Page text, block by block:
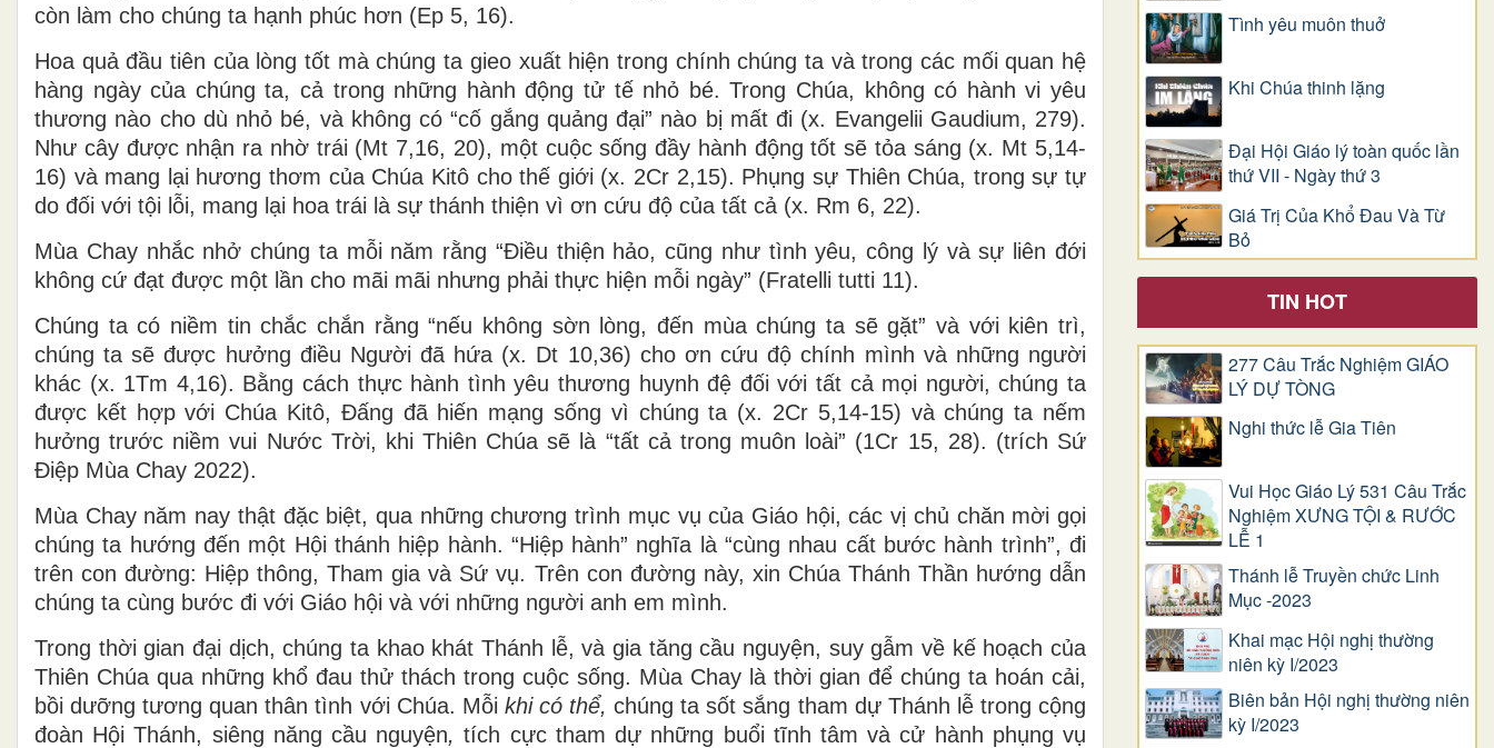
còn làm cho chúng ta hạnh phúc hơn (Ep 5, 16).
Hoa quả đầu tiên của lòng tốt mà chúng ta gieo xuất hiện trong chính chúng ta và trong các mối quan hệ
hàng ngày của chúng ta, cả trong những hành động tử tế nhỏ bé. Trong Chúa, không có hành vi yêu
thương nào cho dù nhỏ bé, và không có “cố gắng quảng đại” nào bị mất đi (x. Evangelii Gaudium, 279).
Như cây được nhận ra nhờ trái (Mt 7,16, 20), một cuộc sống đầy hành động tốt sẽ tỏa sáng (x. Mt 5,14-
16) và mang lại hương thơm của Chúa Kitô cho thế giới (x. 2Cr 2,15). Phụng sự Thiên Chúa, trong sự tự
do đối với tội lỗi, mang lại hoa trái là sự thánh thiện vì ơn cứu độ của tất cả (x. Rm 6, 22).
Mùa Chay nhắc nhở chúng ta mỗi năm rằng “Điều thiện hảo, cũng như tình yêu, công lý và sự liên đới
không cứ đạt được một lần cho mãi mãi nhưng phải thực hiện mỗi ngày” (Fratelli tutti 11).
Chúng ta có niềm tin chắc chắn rằng “nếu không sờn lòng, đến mùa chúng ta sẽ gặt” và với kiên trì,
chúng ta sẽ được hưởng điều Người đã hứa (x. Dt 10,36) cho ơn cứu độ chính mình và những người
khác (x. 1Tm 4,16). Bằng cách thực hành tình yêu thương huynh đệ đối với tất cả mọi người, chúng ta
được kết hợp với Chúa Kitô, Đấng đã hiến mạng sống vì chúng ta (x. 2Cr 5,14-15) và chúng ta nếm
hưởng trước niềm vui Nước Trời, khi Thiên Chúa sẽ là “tất cả trong muôn loài” (1Cr 15, 28). (trích Sứ
Điệp Mùa Chay 2022).
Mùa Chay năm nay thật đặc biệt, qua những chương trình mục vụ của Giáo hội, các vị chủ chăn mời gọi
chúng ta hướng đến một Hội thánh hiệp hành. “Hiệp hành” nghĩa là “cùng nhau cất bước hành trình”, đi
trên con đường: Hiệp thông, Tham gia và Sứ vụ. Trên con đường này, xin Chúa Thánh Thần hướng dẫn
chúng ta cùng bước đi với Giáo hội và với những người anh em mình.
Trong thời gian đại dịch, chúng ta khao khát Thánh lễ, và gia tăng cầu nguyện, suy gẫm về kế hoạch của
Thiên Chúa qua những khổ đau thử thách trong cuộc sống. Mùa Chay là thời gian để chúng ta hoán cải,
bồi dưỡng tương quan thân tình với Chúa. Mỗi khi có thể, chúng tasốt sắng tham dự Thánh lễ trong cộng
đoàn Hội Thánh, siêng năng cầu nguyện, tích cực tham dự những buổi tĩnh tâm và cử hành phụng vụ
Tình yêu muôn thuở
Khi Chúa thinh lặng
Đại Hội Giáo lý toàn quốc lần
thứ VII - Ngày thứ 3
Giá Trị Của Khổ Ðau Và Từ
Bỏ
TIN HOT
277 Câu Trắc Nghiệm GIÁO
LÝ DỰ TÒNG
Nghi thức lễ Gia Tiên
Vui Học Giáo Lý 531 Câu Trắc
Nghiệm XƯNG TỘI & RƯỚC
LỄ 1
Thánh lễ Truyền chức Linh
Mục -2023
Khai mạc Hội nghị thường
niên kỳ I/2023
Biên bản Hội nghị thường niên
kỳ I/2023